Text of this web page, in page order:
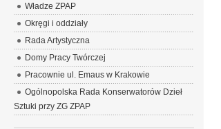
Władze ZPAP
Okręgi i oddziały
Rada Artystyczna
Domy Pracy Twórczej
Pracownie ul. Emaus w Krakowie
Ogólnopolska Rada Konserwatorów Dzieł
Sztuki przy ZG ZPAP